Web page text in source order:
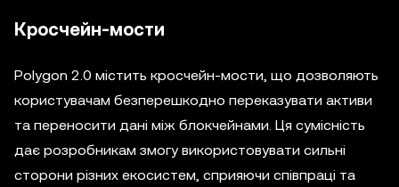
Кросчейн-мости
Polygon 2.0 містить кросчейн-мости, що дозволяють
користувачам безперешкодно переказувати активи
та переносити дані між блокчейнами. Ця сумісність
дає розробникам змогу використовувати сильні
сторони різних екосистем, сприяючи співпраці та